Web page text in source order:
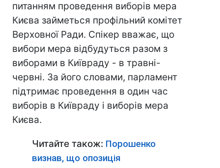
питанням проведення виборів мера
Києва займеться профільний комітет
Верховної Ради. Спікер вважає, що
вибори мера відбудуться разом з
виборами в Київраду - в травні-
червні. За його словами, парламент
підтримає проведення в один час
виборів в Київраду і виборів мера
Києва.
Читайте також: Порошенко
визнав, що опозиція